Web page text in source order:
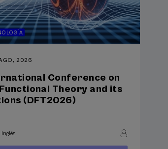
2026
Conference on
Theory and its
(DFT2026)
Inglés